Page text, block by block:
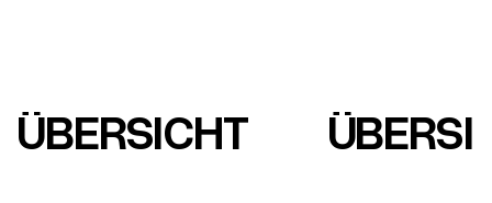
ÜBERSICHT